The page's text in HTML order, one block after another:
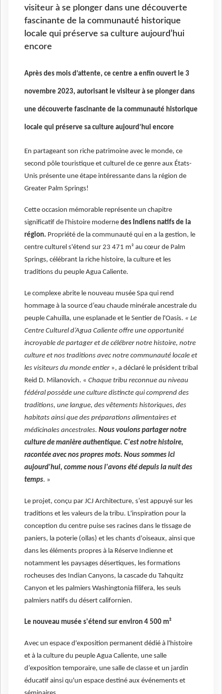
visiteur à se plonger dans une découverte
fascinante de la communauté historique
locale qui préserve sa culture aujourd’hui
encore
Après des mois d’attente, ce centre a enfin ouvert le 3
novembre 2023, autorisant le visiteur à se plonger dans
une découverte fascinante de la communauté historique
locale qui préserve sa culture aujourd’hui encore
En partageant son riche patrimoine avec le monde, ce
second pôle touristique et culturel de ce genre aux États-
Unis présente une étape intéressante dans la région de
Greater Palm Springs!
Cette occasion mémorable représente un chapitre
significatif de l'histoire moderne des Indiens natifs de la
région. Propriété de la communauté qui en a la gestion, le
centre culturel s'étend sur 23 471 m² au cœur de Palm
Springs, célébrant la riche histoire, la culture et les
traditions du peuple Agua Caliente.
Le complexe abrite le nouveau musée Spa qui rend
hommage à la source d’eau chaude minérale ancestrale du
peuple Cahuilla, une esplanade et le Sentier de l'Oasis. « Le
Centre Culturel d’Agua Caliente offre une opportunité
incroyable de partager et de célébrer notre histoire, notre
culture et nos traditions avec notre communauté locale et
les visiteurs du monde entier», a déclaré le président tribal
Reid D. Milanovich. « Chaque tribu reconnue au niveau
fédéral possède une culture distincte qui comprend des
traditions, une langue, des vêtements historiques, des
habitats ainsi que des préparations alimentaires et
médicinales ancestrales. Nous voulons partager notre
culture de manière authentique. C'est notre histoire,
racontée avec nos propres mots. Nous sommes ici
aujourd'hui, comme nous l'avons été depuis la nuit des
temps. »
Le projet, conçu par JCJ Architecture, s’est appuyé sur les
traditions et les valeurs de la tribu. L'inspiration pour la
conception du centre puise ses racines dans le tissage de
paniers, la poterie (ollas) et les chants d'oiseaux, ainsi que
dans les éléments propres à la Réserve Indienne et
notamment les paysages désertiques, les formations
rocheuses des Indian Canyons, la cascade du Tahquitz
Canyon et les palmiers Washingtonia filifera, les seuls
palmiers natifs du désert californien.
Le nouveau musée s'étend sur environ 4 500 m²
Avec un espace d'exposition permanent dédié à l'histoire
et à la culture du peuple Agua Caliente, une salle
d’exposition temporaire, une salle de classe et un jardin
éducatif ainsi qu'un espace destiné aux événements et